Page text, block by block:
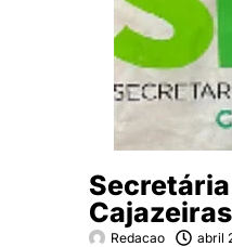
Redacao abril